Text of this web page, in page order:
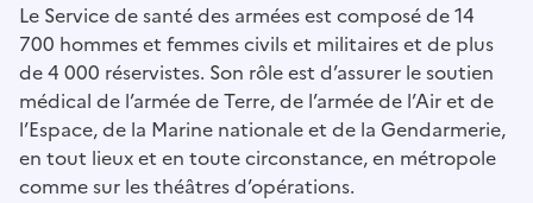
Le Service de santé des armées est composé de 14
700 hommes et femmes civils et militaires et de plus
de 4 000 réservistes. Son rôle est d’assurer le soutien
médical de l’armée de Terre, de l’armée de l’Air et de
l’Espace, de la Marine nationale et de la Gendarmerie,
en tout lieux et en toute circonstance, en métropole
comme sur les théâtres d’opérations.